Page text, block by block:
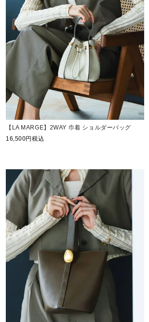
【LA MARGE】2WAY 巾着 ショルダーバッグ
16,500 税込